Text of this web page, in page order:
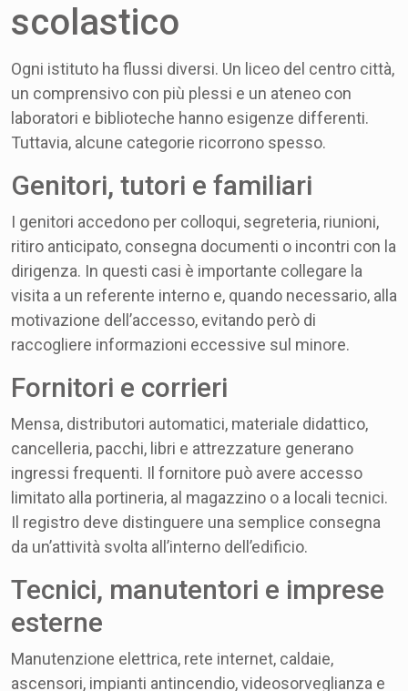
scolastico
Ogni istituto ha flussi diversi. Un liceo del centro città,
un comprensivo con più plessi e un ateneo con
laboratori e biblioteche hanno esigenze differenti.
Tuttavia, alcune categorie ricorrono spesso.
Genitori, tutori e familiari
I genitori accedono per colloqui, segreteria, riunioni,
ritiro anticipato, consegna documenti o incontri con la
dirigenza. In questi casi è importante collegare la
visita a un referente interno e, quando necessario, alla
motivazione dell’accesso, evitando però di
raccogliere informazioni eccessive sul minore.
Fornitori e corrieri
Mensa, distributori automatici, materiale didattico,
cancelleria, pacchi, libri e attrezzature generano
ingressi frequenti. Il fornitore può avere accesso
limitato alla portineria, al magazzino o a locali tecnici.
Il registro deve distinguere una semplice consegna
da un’attività svolta all’interno dell’edificio.
Tecnici, manutentori e imprese
esterne
Manutenzione elettrica, rete internet, caldaie,
ascensori, impianti antincendio, videosorveglianza e